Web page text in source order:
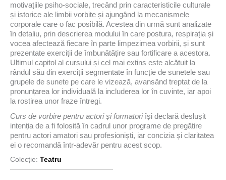
motivațiile psiho-sociale, trecând prin caracteristicile culturale
și istorice ale limbii vorbite și ajungând la mecanismele
corporale care o fac posibilă. Acestea din urmă sunt analizate
în detaliu, prin descrierea modului în care postura, respirația și
vocea afectează fiecare în parte limpezimea vorbirii, și sunt
prezentate exerciții de îmbunătățire sau fortificare a acestora.
Ultimul capitol al cursului și cel mai extins este alcătuit la
rândul său din exerciții segmentate în funcție de sunetele sau
grupele de sunete pe care le vizează, avansând treptat de la
pronunțarea lor individuală la includerea lor în cuvinte, iar apoi
la rostirea unor fraze întregi.
Curs de vorbire pentru actori și formatoriîși declară deslușit
intenția de a fi folosită în cadrul unor programe de pregătire
pentru actori amatori sau profesioniști, iar concizia și claritatea
ei o recomandă într-adevăr pentru acest scop.
Colecție: Teatru